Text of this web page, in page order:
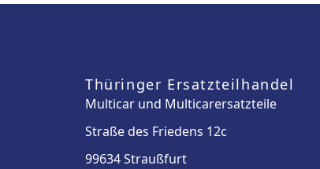
Thüringer Ersatzteilhandel
Multicar und Multicarersatzteile
Straße des Friedens 12c
99634 Straußfurt